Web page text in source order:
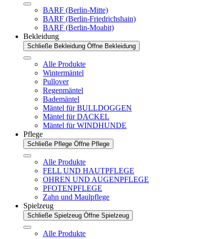
BARF (Berlin-Mitte)
BARF (Berlin-Friedrichshain)
BARF (Berlin-Moabit)
Bekleidung
Schließe Bekleidung Öffne Bekleidung
Alle Produkte
Wintermäntel
Pullover
Regenmäntel
Bademäntel
Mäntel für BULLDOGGEN
Mäntel für DACKEL
Mäntel für WINDHUNDE
Pflege
Schließe Pflege Öffne Pflege
Alle Produkte
FELL UND HAUTPFLEGE
OHREN UND AUGENPFLEGE
PFOTENPFLEGE
Zahn und Maulpflege
Spielzeug
Schließe Spielzeug Öffne Spielzeug
Alle Produkte